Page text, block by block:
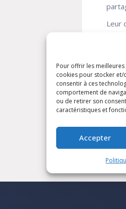
Pour offrir les
cookies pour stocker et/
consentir à ces
comportement de
ou de retirer son
caractéristiques et
Accepter
Leur